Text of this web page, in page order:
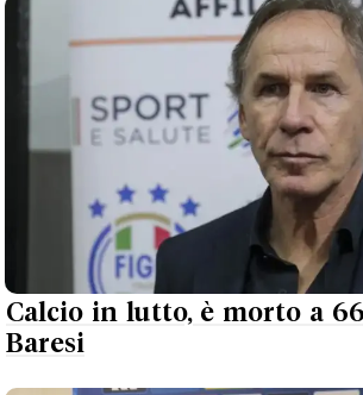
Calcio in lutto, è morto a
Baresi